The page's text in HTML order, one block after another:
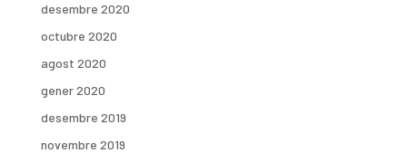
desembre 2020
octubre 2020
agost 2020
gener 2020
desembre 2019
novembre 2019